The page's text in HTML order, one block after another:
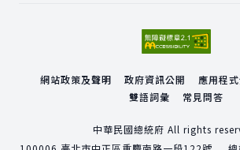
網站政策及聲明 政府資訊公開 應用程
雙語詞彙
常見問答
中華民國總統府 All rights